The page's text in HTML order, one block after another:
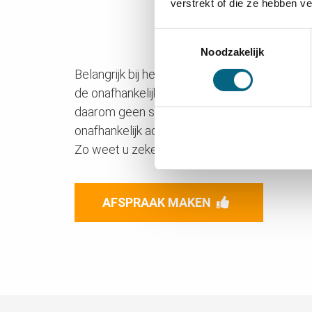
verstrekt of die ze hebben
Noodzakelijk
het
Belangrijk bij het vinden van een
de onafhankelijkheid kan worden
daarom geen sprake zijn. Hypadviesin
onafhankelijk advies, waarbij meer dan 46
Zo weet u zeker dat u de beste deal krijgt.
AFSPRAAK MAKEN